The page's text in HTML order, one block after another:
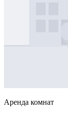
Аренда комнат